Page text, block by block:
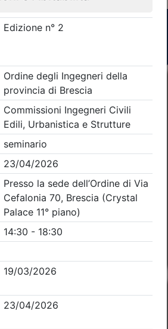
la sezione dei filtri ricerca
eventi
Ingegneri- Ordine:
dal
2 Successiva
per i parametri inseriti
eventi formativi